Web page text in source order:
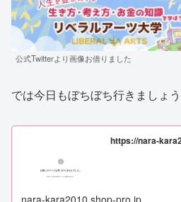
公式Twitterより画像お借りました
では今日もぼちぼち行きましょう
https://nara-
nara-kara2010.shop-pro.jp